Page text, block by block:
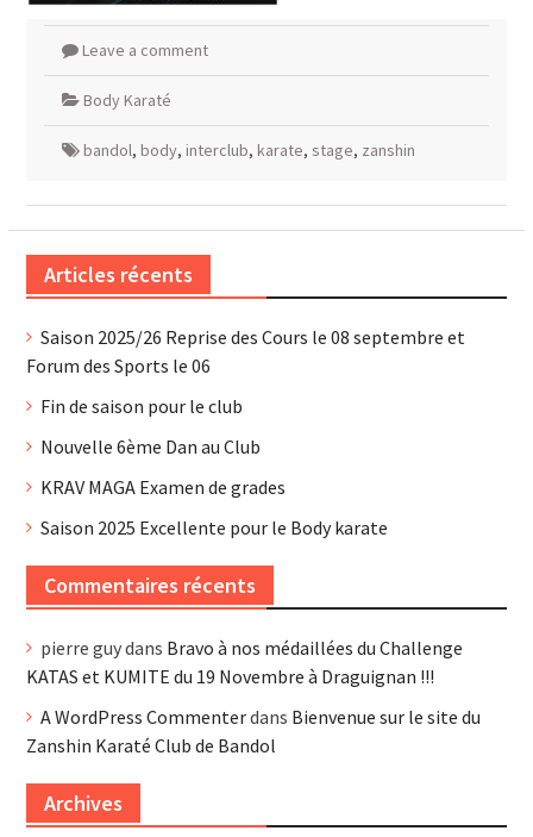
Leave a comment
Body Karaté
bandol, body, interclub, karate, stage, zanshin
Articles récents
Saison 2025/26 Reprise des Cours le 08 septembre et
Forum des Sports le 06
Fin de saison pour le club
Nouvelle 6ème Dan au Club
KRAV MAGA Examen de grades
Saison 2025 Excellente pour le Body karate
Commentaires récents
pierre guydans Bravo à nos médaillées du Challenge
KATAS et KUMITE du 19 Novembre à Draguignan !!!
A WordPress Commenterdans Bienvenue sur le site du
Zanshin Karaté Club de Bandol
Archives